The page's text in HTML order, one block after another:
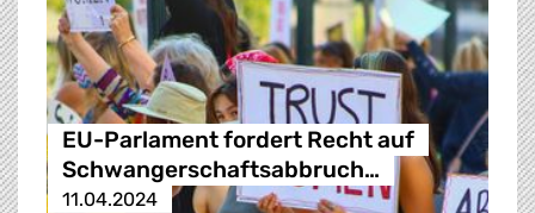
EU-Parlament fordert Recht auf
Schwangerschaftsabbruch…
11.04.2024